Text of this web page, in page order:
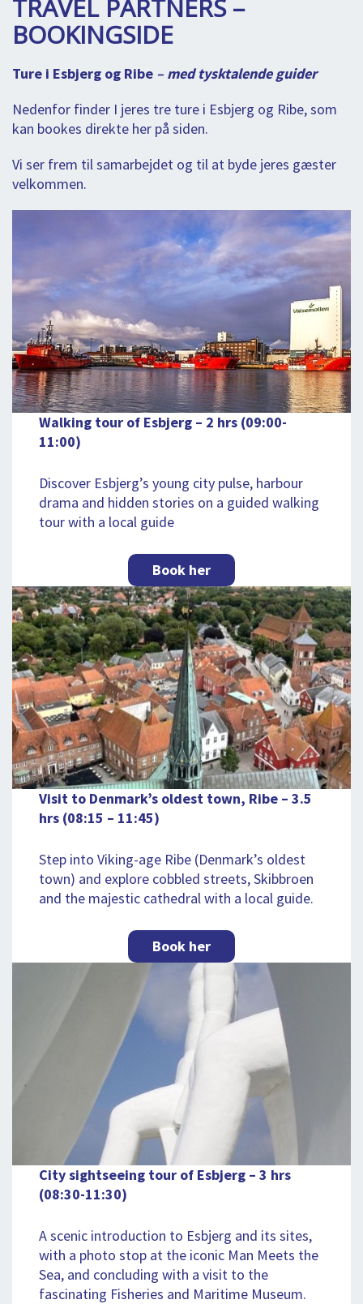
BOOKING
FOREDRAG
OM OS
TRAVEL PARTNERS –
BOOKINGSIDE
Ture i Esbjerg og Ribe – med tysktalende guider
Nedenfor finder I jeres tre ture i Esbjerg og Ribe, som
kan bookes direkte her på siden.
Vi ser frem til samarbejdet og til at byde jeres gæster
velkommen.
Walking tour of Esbjerg – 2 hrs (09:00-
11:00)
Discover Esbjerg’s young city pulse, harbour
drama and hidden stories on a guided walking
tour with a local guide
Book her
Visit to Denmark’s oldest town, Ribe – 3.5
hrs (08:15 – 11:45)
Step into Viking-age Ribe (Denmark’s oldest
town) and explore cobbled streets, Skibbroen
and the majestic cathedral with a local guide.
Book her
City sightseeing tour of Esbjerg – 3 hrs
(08:30-11:30)
A scenic introduction to Esbjerg and its sites,
with a photo stop at the iconic Man Meets the
Sea, and concluding with a visit to the
fascinating Fisheries and Maritime Museum.